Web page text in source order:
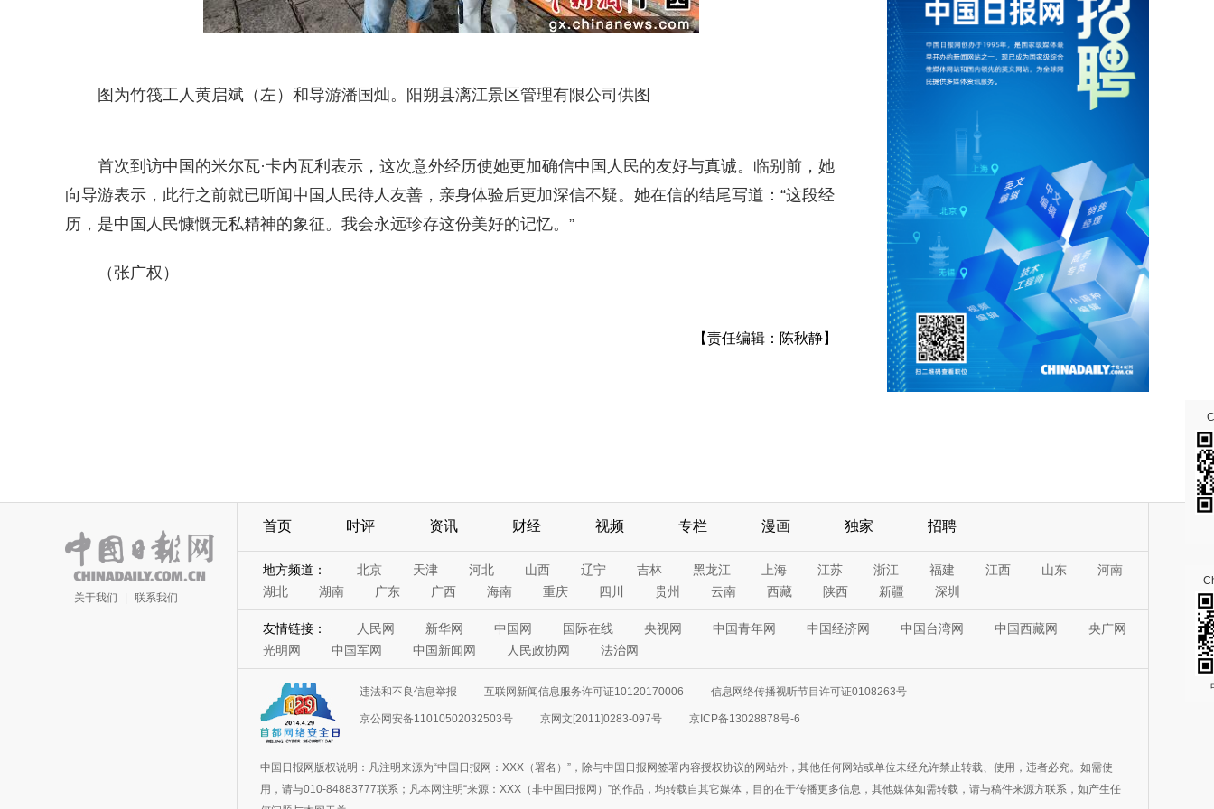
图为竹筏工人黄启斌（左）和导游潘国灿。阳朔县漓江景区管理有限公司供图
首次到访中国的米尔瓦·卡内瓦利表示，这次意外经历使她更加确信中国人民的友好与真诚。临别前，她
向导游表示，此行之前就已听闻中国人民待人友善，亲身体验后更加深信不疑。她在信的结尾写道：“这段经
历，是中国人民慷慨无私精神的象征。我会永远珍存这份美好的记忆。”
（张广权）
【责任编辑：陈秋静】
关于我们 | 联系我们
首页 时评 资讯 财经 视频 专栏 漫画 独家 招聘
地方频道： 北京 天津 河北 山西 辽宁 吉林 黑龙江 上海 江苏 浙江 福建 江西 山东
河南
湖北
湖南 广东 广西 海南 重庆 四川 贵州 云南 西藏 陕西 新疆 深圳
友情链接： 人民网 新华网 中国网 国际在线 央视网 中国青年网 中国经济网 中国台湾网 中国西藏网
央广网
光明网
中国军网 中国新闻网 人民政协网 法治网
违法和不良信息举报 互联网新闻信息服务许可证10120170006 信息网络传播视听节目许可证0108263号
京公网安备11010502032503号 京网文[2011]0283-097号 京ICP备13028878号-6
中国日报网版权说明：凡注明来源为“中国日报网：XXX（署名）”，除与中国日报网签署内容授权协议的网站外，其他任何网站或单位未经允许禁止转载、使用，违者必究。如需使
用，请与010-84883777联系；凡本网注明“来源：XXX（非中国日报网）”的作品，均转载自其它媒体，目的在于传播更多信息，其他媒体如需转载，请与稿件来源方联系，如产生任